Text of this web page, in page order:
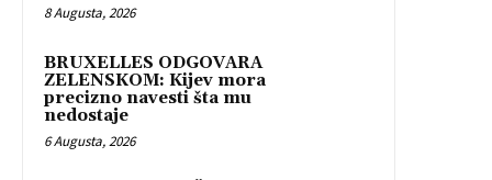
8 Augusta, 2026
BRUXELLES ODGOVARA
ZELENSKOM: Kijev mora
precizno navesti šta mu
nedostaje
6 Augusta, 2026